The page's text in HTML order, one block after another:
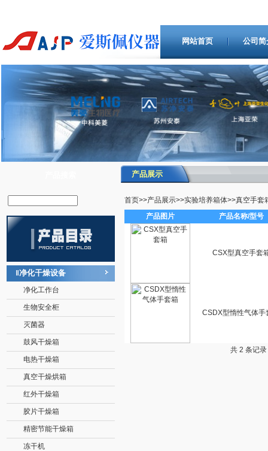
网站首页 公司简
净化干燥设备
净化工作台
生物安全柜
灭菌器
鼓风干燥箱
电热干燥箱
真空干燥烘箱
红外干燥箱
胶片干燥箱
精密节能干燥箱
冻干机
产品展示
首页>>产品展示>>实验培养箱体>>真空手套
产品图片
产品名称/型号
CSX型真空手套
CSDX型惰性气体手
共 2 条记